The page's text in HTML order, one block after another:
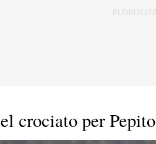
crociato per Pepito